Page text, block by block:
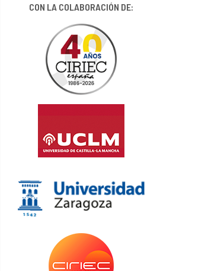
CON LA COLABORACIÓN DE: